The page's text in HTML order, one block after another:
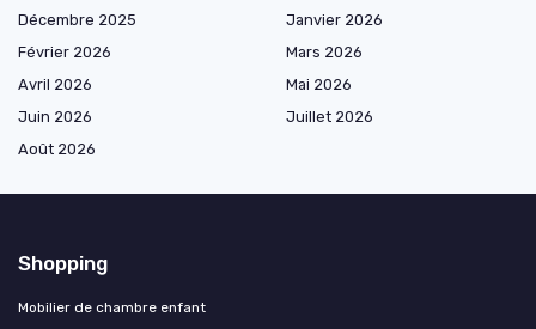
Décembre 2025
Janvier 2026
Février 2026
Mars 2026
Avril 2026
Mai 2026
Juin 2026
Juillet 2026
Août 2026
Shopping
Mobilier de chambre enfant